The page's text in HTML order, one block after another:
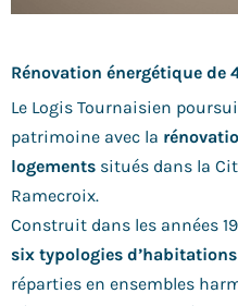
Rénovation énergétique de
Le Logis Tournaisien
patrimoine avec la
logements situés dans la
Ramecroix.
Construit dans les années
six typologies d’habitations
réparties en ensembles